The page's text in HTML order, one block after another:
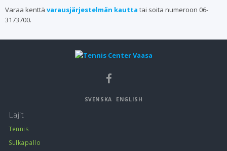
Varaa kenttä varausjärjestelmän kautta tai soita numeroon 06-
3173700.
link
link
SVENSKA ENGLISH
Lajit
Tennis
Sulkapallo